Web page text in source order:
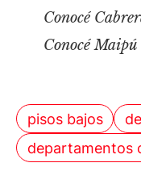
Conocé
Conocé
pisos bajos
departamentos